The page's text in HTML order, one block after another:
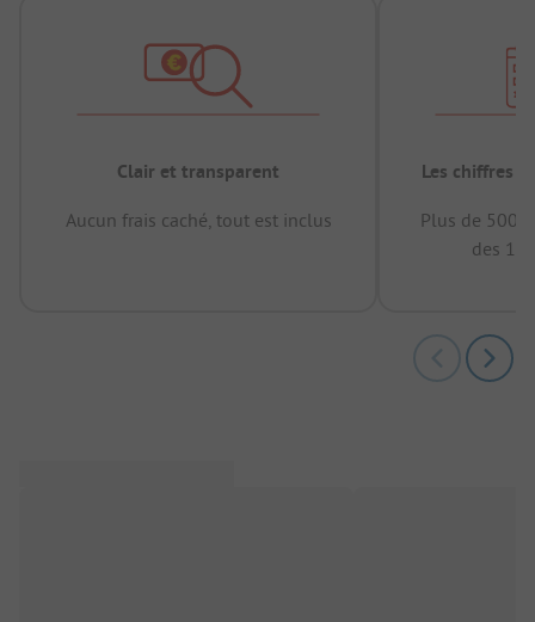
Clair et transparent
Aucun frais caché, tout est inclus
Les chiffres
Plus de
des 12